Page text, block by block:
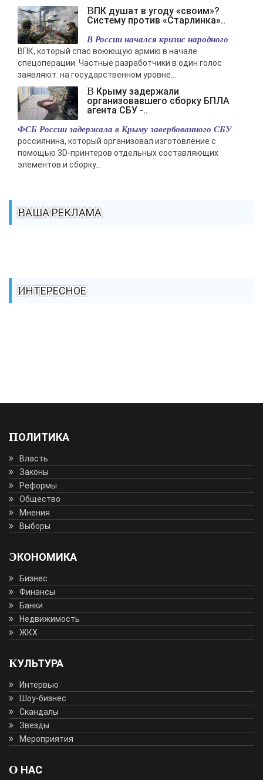
ВПК душат в угоду «своим»?
Систему против «Старлинка»..
В России начался кризис народного
ВПК, который спас воюющую армию в начале
спецоперации. Частные разработчики в один голос
заявляют: на государственном уровне...
В Крыму задержали
организовавшего сборку БПЛА
агента СБУ -..
ФСБ России задержала в Крыму завербованного СБУ
россиянина, который организовал изготовление с
помощью 3D-принтеров отдельных составляющих
элементов и сборку...
ВАША РЕКЛАМА
ИНТЕРЕСНОЕ
ПОЛИТИКА
Власть
Законы
Реформы
Общество
Мнения
Выборы
ЭКОНОМИКА
Бизнес
Финансы
Банки
Недвижимость
ЖКХ
КУЛЬТУРА
Интервью
Шоу-бизнес
Скандалы
Звезды
Мероприятия
О НАС